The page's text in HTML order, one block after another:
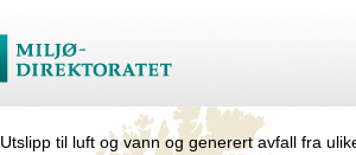
Utslipp til luft og vann og generert avfall fra